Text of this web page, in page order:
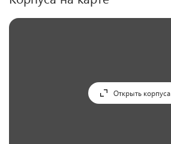
Открыть корпуса